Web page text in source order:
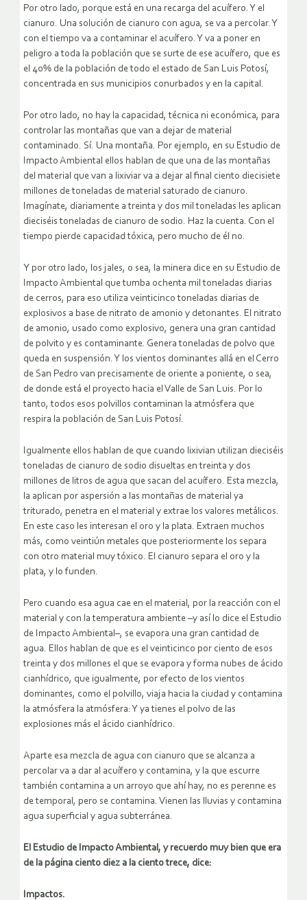
Por otro lado, porque está en una recarga del acuífero. Y el
cianuro. Una solución de cianuro con agua, se va a percolar. Y
con el tiempo va a contaminar el acuífero. Y va a poner en
peligro a toda la población que se surte de ese acuífero, que es
el 40% de la población de todo el estado de San Luis Potosí,
concentrada en sus municipios conurbados y en la capital.
Por otro lado, no hay la capacidad, técnica ni económica, para
controlar las montañas que van a dejar de material
contaminado. Sí. Una montaña. Por ejemplo, en su Estudio de
Impacto Ambiental ellos hablan de que una de las montañas
del material que van a lixiviar va a dejar al final ciento diecisiete
millones de toneladas de material saturado de cianuro.
Imagínate, diariamente a treinta y dos mil toneladas les aplican
dieciséis toneladas de cianuro de sodio. Haz la cuenta. Con el
tiempo pierde capacidad tóxica, pero mucho de él no.
Y por otro lado, los jales, o sea, la minera dice en su Estudio de
Impacto Ambiental que tumba ochenta mil toneladas diarias
de cerros, para eso utiliza veinticinco toneladas diarias de
explosivos a base de nitrato de amonio y detonantes. El nitrato
de amonio, usado como explosivo, genera una gran cantidad
de polvito y es contaminante. Genera toneladas de polvo que
queda en suspensión. Y los vientos dominantes allá en el Cerro
de San Pedro van precisamente de oriente a poniente, o sea,
de donde está el proyecto hacia el Valle de San Luis. Por lo
tanto, todos esos polvillos contaminan la atmósfera que
respira la población de San Luis Potosí.
Igualmente ellos hablan de que cuando lixivian utilizan dieciséis
toneladas de cianuro de sodio disueltas en treinta y dos
millones de litros de agua que sacan del acuífero. Esta mezcla,
la aplican por aspersión a las montañas de material ya
triturado, penetra en el material y extrae los valores metálicos.
En este caso les interesan el oro y la plata. Extraen muchos
más, como veintiún metales que posteriormente los separa
con otro material muy tóxico. El cianuro separa el oro y la
plata, y lo funden.
Pero cuando esa agua cae en el material, por la reacción con el
material y con la temperatura ambiente –y así lo dice el Estudio
de Impacto Ambiental–, se evapora una gran cantidad de
agua. Ellos hablan de que es el veinticinco por ciento de esos
treinta y dos millones el que se evapora y forma nubes de ácido
cianhídrico, que igualmente, por efecto de los vientos
dominantes, como el polvillo, viaja hacia la ciudad y contamina
la atmósfera la atmósfera: Y ya tienes el polvo de las
explosiones más el ácido cianhídrico.
Aparte esa mezcla de agua con cianuro que se alcanza a
percolar va a dar al acuífero y contamina, y la que escurre
también contamina a un arroyo que ahí hay, no es perenne es
de temporal, pero se contamina. Vienen las lluvias y contamina
agua superficial y agua subterránea.
El Estudio de Impacto Ambiental, y recuerdo muy bien que era
de la página ciento diez a la ciento trece, dice:
Impactos.